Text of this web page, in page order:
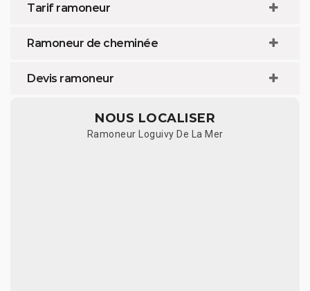
Tarif ramoneur
Ramoneur de cheminée
Devis ramoneur
NOUS LOCALISER
Ramoneur Loguivy De La Mer